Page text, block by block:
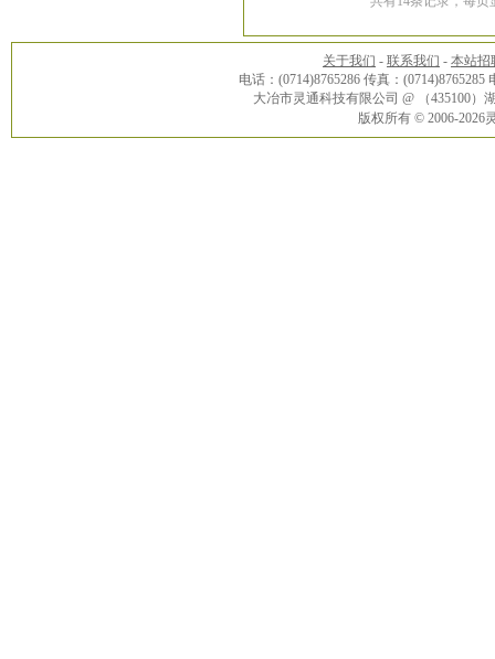
关于我们 - 联系我们 - 本站招
电话：(0714)8765286 传真：(0714)8765285
大冶市灵通科技有限公司 @ （435100
版权所有 © 2006-2026